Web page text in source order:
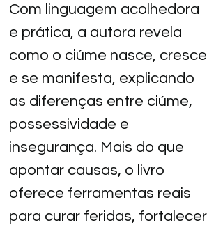
Com linguagem acolhedora
e prática, a autora revela
como o ciúme nasce, cresce
e se manifesta, explicando
as diferenças entre ciúme,
possessividade e
insegurança. Mais do que
apontar causas, o livro
oferece ferramentas reais
para curar feridas, fortalecer